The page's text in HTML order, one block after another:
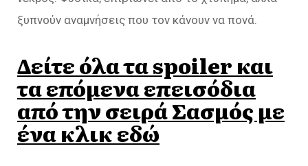
ξυπνούν αναμνήσεις που τον κάνουν να πονά.
Δείτε όλα τα spoiler και
τα επόμενα επεισόδια
από την σειρά Σασμός με
ένα κλικ εδώ